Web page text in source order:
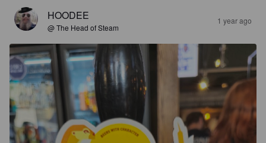
HOODEE
@ The Head of Steam
1 year ago